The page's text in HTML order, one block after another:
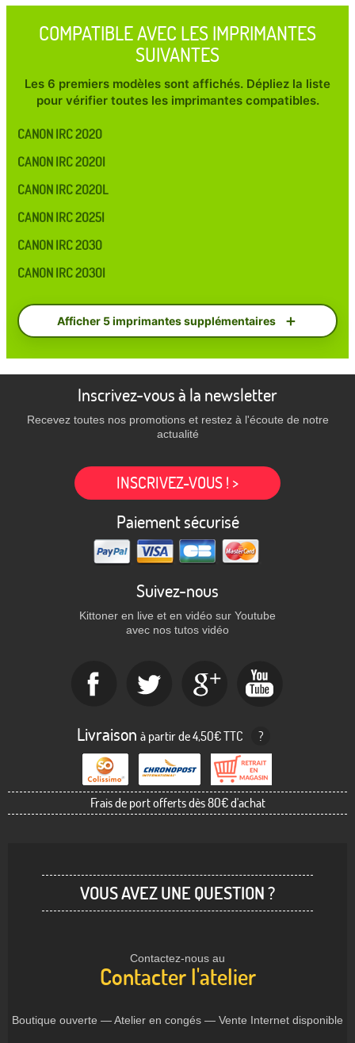
COMPATIBLE AVEC LES IMPRIMANTES
SUIVANTES
Les 6 premiers modèles sont affichés. Dépliez la liste
pour vérifier toutes les imprimantes compatibles.
CANON IRC 2020
CANON IRC 2020I
CANON IRC 2020L
CANON IRC 2025I
CANON IRC 2030
CANON IRC 2030I
Afficher 5 imprimantes supplémentaires
Inscrivez-vous à la newsletter
Recevez toutes nos promotions et restez à l'écoute de notre
actualité
INSCRIVEZ-VOUS ! >
Paiement sécurisé
Suivez-nous
Kittoner en live et en vidéo sur Youtube
avec nos tutos vidéo
Livraison à partir de 4,50€ TTC ?
Frais de port offerts dès 80€ d'achat
VOUS AVEZ UNE QUESTION ?
Contactez-nous au
Contacter l'atelier
Boutique ouverte — Atelier en congés — Vente Internet disponible